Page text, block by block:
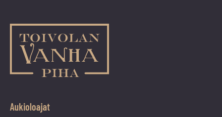
Aukioloajat